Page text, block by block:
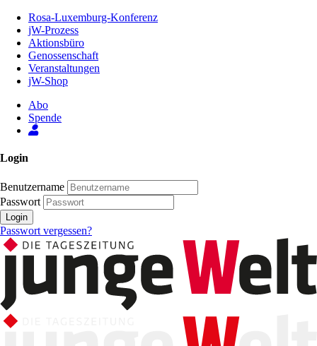
Inhalt
Seite
Rosa-Luxemburg-Konferenz
jW-Prozess
Aktionsbüro
Genossenschaft
Veranstaltungen
jW-Shop
Abo
Spende
Login
Benutzername
Passwort
Login
Passwort vergessen?